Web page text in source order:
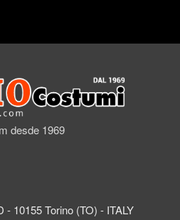
desde 1969
- 10155 Torino (TO) - ITALY